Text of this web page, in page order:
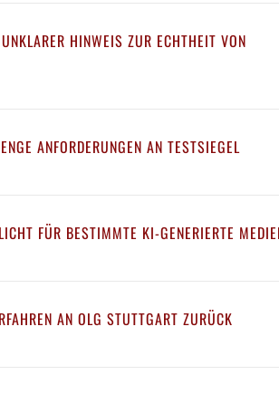
HINWEIS ZUR ECHTHEIT VON
ANFORDERUNGEN AN TESTSIEGEL
FÜR BESTIMMTE KI-GENERIERTE
AN OLG STUTTGART ZURÜCK